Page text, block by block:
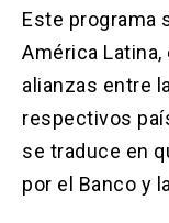
una
nueva
pestaña)
se
abre
en
nueva
pestaña)
Este programa
América Latina,
alianzas entre
respectivos
se traduce en
por el Banco y